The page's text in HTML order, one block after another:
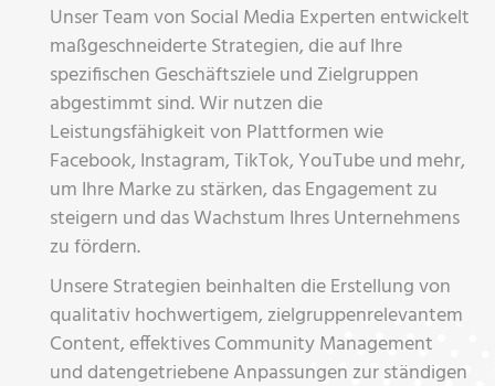
Unser Team von Social Media Experten entwickelt
maßgeschneiderte Strategien, die auf Ihre
spezifischen Geschäftsziele und Zielgruppen
abgestimmt sind. Wir nutzen die
Leistungsfähigkeit von Plattformen wie
Facebook, Instagram, TikTok, YouTube und mehr,
um Ihre Marke zu stärken, das Engagement zu
steigern und das Wachstum Ihres Unternehmens
zu fördern.
Unsere Strategien beinhalten die Erstellung von
qualitativ hochwertigem, zielgruppenrelevantem
Content, effektives Community Management
und datengetriebene Anpassungen zur ständigen